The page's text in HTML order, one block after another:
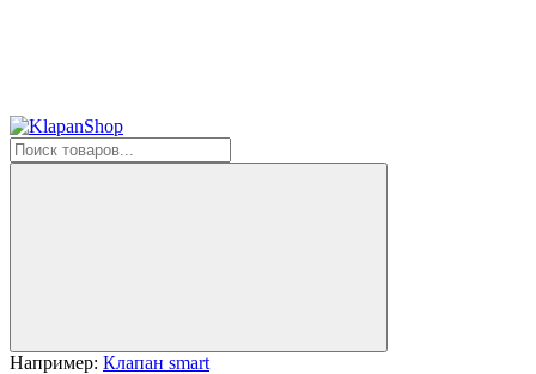
Например: Клапан smart